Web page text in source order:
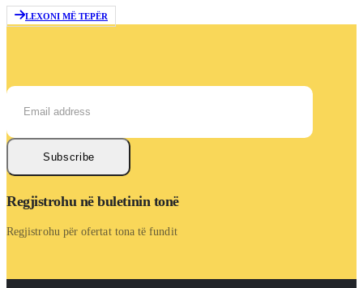
LEXONI MË TEPËR
Subscribe
Regjistrohu në buletinin tonë
Regjistrohu për ofertat tona të fundit